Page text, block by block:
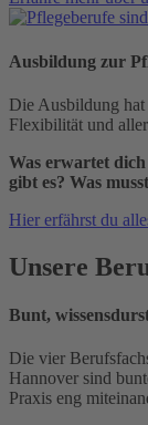
Ausbildung zur
Die Ausbildung
Flexibilität und
Was erwartet
gibt es? Was
Hier erfährst du
Unsere
Bunt,
Die vier
Hannover sind
Praxis eng